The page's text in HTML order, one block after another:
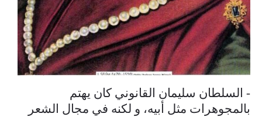
- السلطان سليمان القانوني كان يهتم
بالمجوهرات مثل أبيه، و لكنه في مجال الشعر